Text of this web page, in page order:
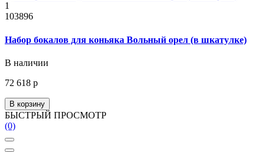
1
103896
Набор бокалов для коньяка Вольный орел (в шкатулке)
В наличии
72 618 р
В корзину
БЫСТРЫЙ ПРОСМОТР
(0)